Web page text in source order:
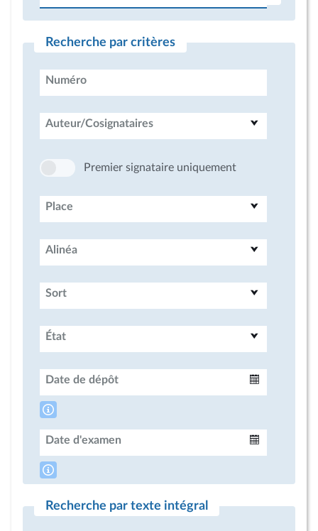
Recherche par critères
Numéro
Auteur/Cosignataires
Premier signataire uniquement
Place
Alinéa
Sort
État
Date de dépôt
Date d'examen
Recherche par texte intégral